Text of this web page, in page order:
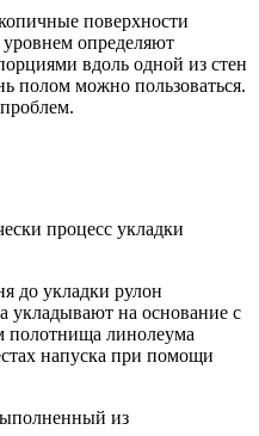
поверхности
определяют
вдоль одной из стен
полом можно пользоваться.
процесс укладки
до укладки рулон
укладывают на основание с
полотнища линолеума
напуска при помощи
из